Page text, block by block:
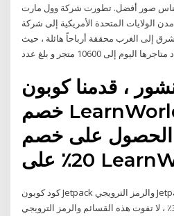
الناس صور أفضل. تطورت شركة وول مارت
الولايات المتحدة الأمريكية إلى شركة
إلى الغرب محققة أرباحاً هائلة ، حيث
اليوم إلى 10600 متجر و بلغ عدد
، قدمنا كوبون
خصم LearnWorlds 2021 الذي
على خصم
كود كوبون Jetpack والرمز الترويجي Jetpack 2021: خصم حصري بنسبة
30٪ ، لا تفوت هذه القسائم والرمز الترويجي Top Jetpack لتوفير المال.